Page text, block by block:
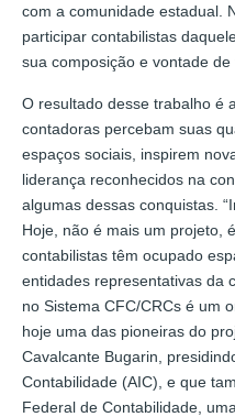
com a comunidade estadual.
participar contabilistas
sua composição e vontade de
O resultado desse trabalho é
contadoras percebam suas
espaços sociais, inspirem
liderança reconhecidos na
algumas dessas conquistas.
Hoje, não é mais um projeto,
contabilistas têm ocupado
entidades representativas da
no Sistema CFC/CRCs é um
hoje uma das pioneiras do
Cavalcante Bugarin,
Contabilidade (AIC), e que
Federal de Contabilidade,